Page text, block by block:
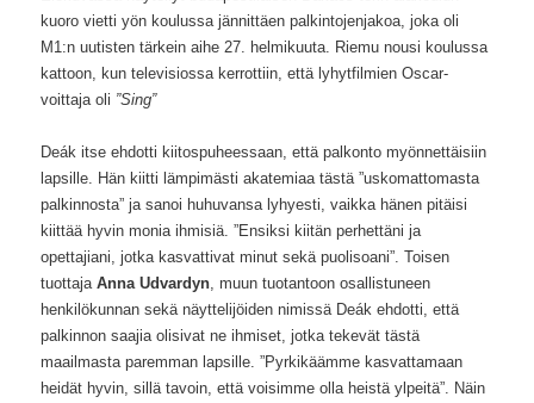
kuoro vietti yön koulussa jännittäen palkintojenjakoa, joka oli
M1:n uutisten tärkein aihe 27. helmikuuta. Riemu nousi koulussa
kattoon, kun televisiossa kerrottiin, että lyhytfilmien Oscar-
voittaja oli ”Sing”
Deák itse ehdotti kiitospuheessaan, että palkonto myönnettäisiin
lapsille. Hän kiitti lämpimästi akatemiaa tästä ”uskomattomasta
palkinnosta” ja sanoi huhuvansa lyhyesti, vaikka hänen pitäisi
kiittää hyvin monia ihmisiä. ”Ensiksi kiitän perhettäni ja
opettajiani, jotka kasvattivat minut sekä puolisoani”. Toisen
tuottajaAnna Udvardyn , muun tuotantoon osallistuneen
henkilökunnan sekä näyttelijöiden nimissä Deák ehdotti, että
palkinnon saajia olisivat ne ihmiset, jotka tekevät tästä
maailmasta paremman lapsille. ”Pyrkikäämme kasvattamaan
heidät hyvin, sillä tavoin, että voisimme olla heistä ylpeitä”. Näin